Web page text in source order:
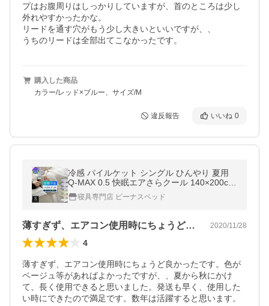
プはお腹周りはしっかりしていますが、首のところは少し
外れやすかったかな。
リードを通す穴がもう少し大きいといいですが、、
うちのリードは全部出てこなかったです。
購入した商品
カラー/レッド×ブルー、サイズ/M
違反報告 いいね 0
冷感 パイルケット シングル ひんやり 夏用
Q-MAX 0.5 快眠エアさらクール 140×200cm
接触冷感 涼感 冷却 クールケット ブランケッ
ト ひざ掛け
寝具専門店 ビーナスベッド
薄すぎず、エアコン使用時にちょうど良か… 2020/11/28
4
薄すぎず、エアコン使用時にちょうど良かったです。色が
ベージュ等があればよかったですが、、夏から秋にかけ
て、長く使用できると思いました。発送も早く、使用した
い時にできたので満足です。数年は活躍すると思います。